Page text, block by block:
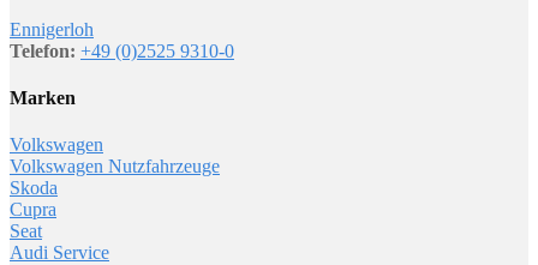
Ennigerloh
Telefon: +49 (0)2525 9310-0
Marken
Volkswagen
Volkswagen Nutzfahrzeuge
Skoda
Cupra
Seat
Audi Service